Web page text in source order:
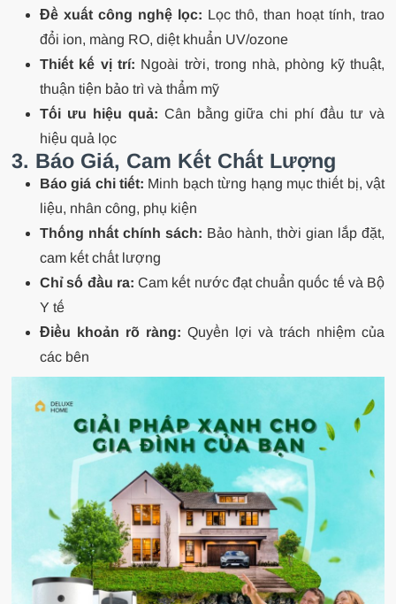
Đề xuất công nghệ lọc: Lọc thô, than hoạt tính, trao
đổi ion, màng RO, diệt khuẩn UV/ozone
Thiết kế vị trí: Ngoài trời, trong nhà, phòng kỹ thuật,
thuận tiện bảo trì và thẩm mỹ
Tối ưu hiệu quả: Cân bằng giữa chi phí đầu tư và
hiệu quả lọc
3. Báo Giá, Cam Kết Chất Lượng
Báo giá chi tiết: Minh bạch từng hạng mục thiết bị, vật
liệu, nhân công, phụ kiện
Thống nhất chính sách: Bảo hành, thời gian lắp đặt,
cam kết chất lượng
Chỉ số đầu ra: Cam kết nước đạt chuẩn quốc tế và Bộ
Y tế
Điều khoản rõ ràng: Quyền lợi và trách nhiệm của
các bên